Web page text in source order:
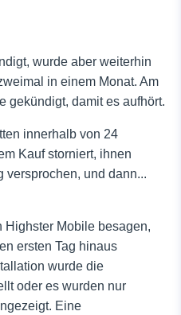
wurde aber weiterhin
in einem Monat. Am
gekündigt, damit es aufhört.
innerhalb von 24
Kauf storniert, ihnen
versprochen, und dann...
Highster Mobile besagen,
ersten Tag hinaus
wurde die
oder es wurden nur
Eine